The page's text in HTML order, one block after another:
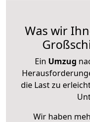
Was wir
Ein Umzug
die Last zu
Wir haben